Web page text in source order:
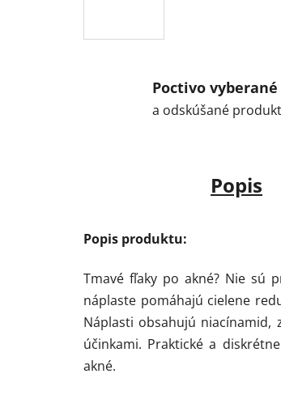
Poctivo vyberané
a odskúšané
Popis
Popis produktu:
Tmavé fľaky po akné? Nie sú
náplaste pomáhajú cielene
Náplasti obsahujú niacínamid,
účinkami. Praktické a
akné.